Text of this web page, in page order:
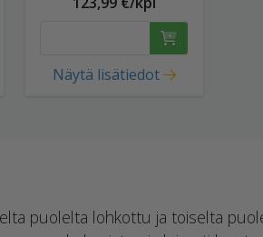
Näytä lisätiedot
puolelta lohkottu ja toiselta